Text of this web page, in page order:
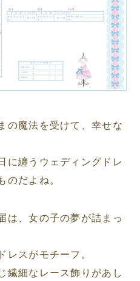
の魔法を受けて、幸せな
に纏うウェディングドレ
のだよね。
は、女の子の夢が詰まっ
レスがモチーフ。
繊細なレース飾りがあし